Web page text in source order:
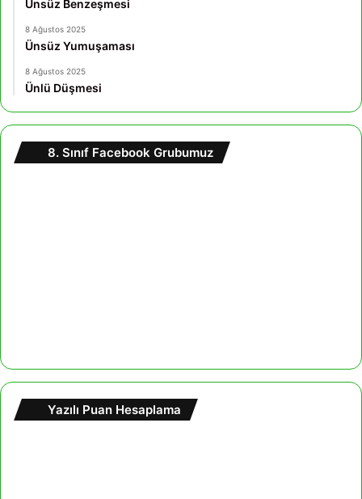
Ünsüz Benzeşmesi
8 Ağustos 2025
Ünsüz Yumuşaması
8 Ağustos 2025
Ünlü Düşmesi
8. Sınıf Facebook Grubumuz
Yazılı Puan Hesaplama